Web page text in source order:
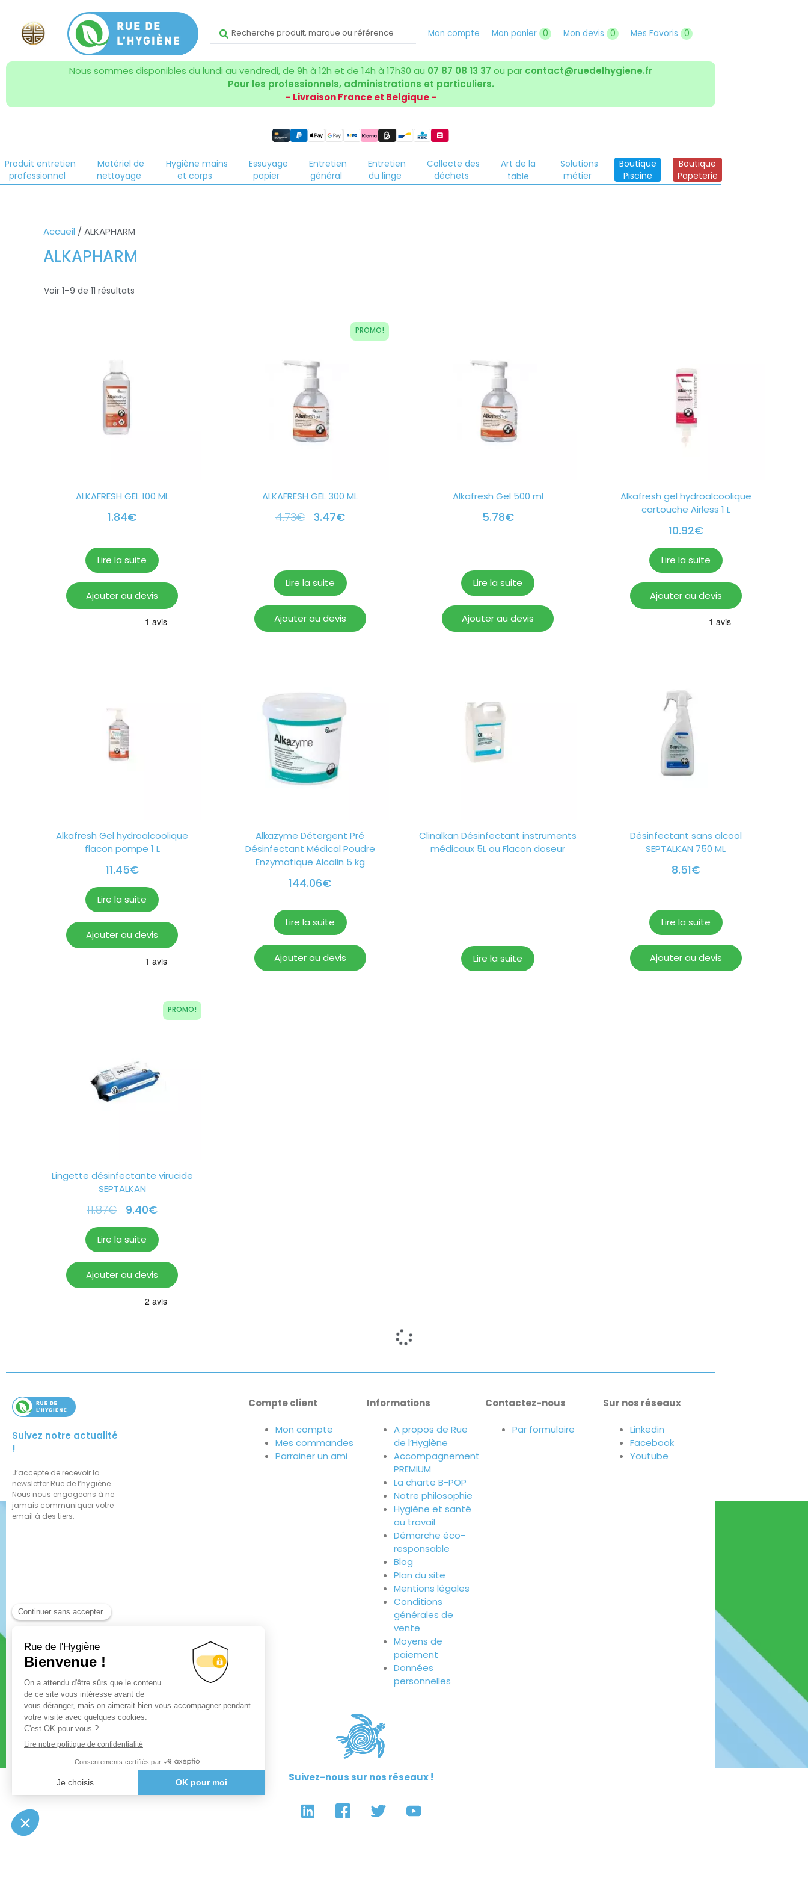
Mon compte Mon panier 0 Mon devis 0 Mes Favoris 0
Nous sommes disponibles du lundi au vendredi, de 9h à 12h et de 14h à 17h30 au 07 87 08 13 37 ou par contact@ruedelhygiene.fr
Pour les professionnels, administrations et particuliers.
– Livraison France et Belgique –
Produit entretien
professionnel
Matériel de
nettoyage
Hygiène mains
et corps
Essuyage
papier
Entretien
général
Entretien
du linge
Collecte des
déchets
Art de la
table
Solutions
métier
Boutique
Piscine
Boutique
Papeterie
Accueil / ALKAPHARM
ALKAPHARM
Voir 1–9 de 11 résultats
ALKAFRESH GEL 100 ML
1.84€
Lire la suite
Ajouter au devis
PROMO!
ALKAFRESH GEL 300 ML
4.73€ 3.47€
Lire la suite
Ajouter au devis
Alkafresh Gel 500 ml
5.78€
Lire la suite
Ajouter au devis
Alkafresh gel hydroalcoolique
cartouche Airless 1 L
10.92€
Lire la suite
Ajouter au devis
Alkafresh Gel hydroalcoolique
flacon pompe 1 L
11.45€
Lire la suite
Ajouter au devis
Alkazyme Détergent Pré
Désinfectant Médical Poudre
Enzymatique Alcalin 5 kg
144.06€
Lire la suite
Ajouter au devis
Clinalkan Désinfectant instruments
médicaux 5L ou Flacon doseur
Lire la suite
Désinfectant sans alcool
SEPTALKAN 750 ML
8.51€
Lire la suite
Ajouter au devis
PROMO!
Lingette désinfectante virucide
SEPTALKAN
11.87€ 9.40€
Lire la suite
Ajouter au devis
Suivez notre actualité
!
J’accepte de recevoir la
newsletter Rue de l’hygiène.
Nous nous engageons à ne
jamais communiquer votre
email à des tiers.
Compte client
Mon compte
Mes commandes
Parrainer un ami
Informations
A propos de Rue
de l’Hygiène
Accompagnement
PREMIUM
La charte B-POP
Notre philosophie
Hygiène et santé
au travail
Démarche éco-
responsable
Blog
Plan du site
Mentions légales
Conditions
générales de
vente
Moyens de
paiement
Données
personnelles
Contactez-nous
Par formulaire
Sur nos réseaux
Linkedin
Facebook
Youtube
Suivez-nous sur nos réseaux !